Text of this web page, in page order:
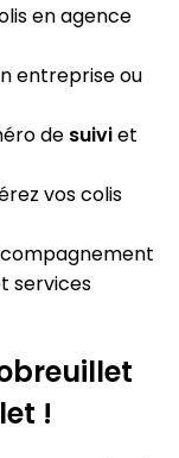
en agence
entreprise ou
de suiviet
vos colis
services
!